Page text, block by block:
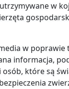
w
w
informacja,
które są